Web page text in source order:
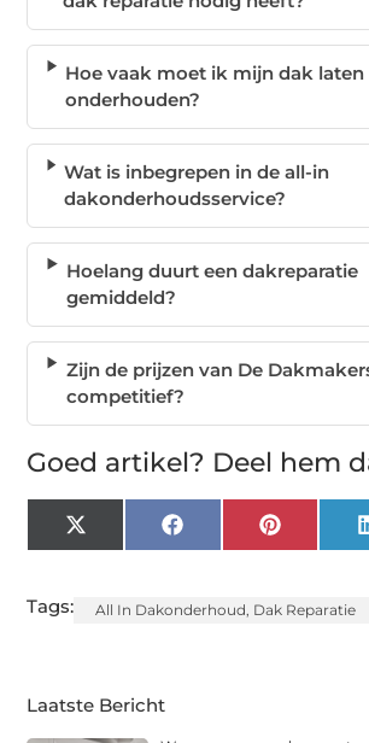
Hoe vaak moet ik mijn dak laten
onderhouden?
Wat is inbegrepen in de all-in
dakonderhoudsservice?
Hoelang duurt een dakreparatie
gemiddeld?
Zijn de prijzen van De
competitief?
Goed artikel? Deel hem
X
(Twitter)
FacebookPinterest
Tags: All In Dakonderhoud Dak Reparatie
Laatste Bericht